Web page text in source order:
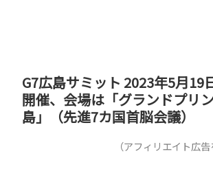
G7広島サミット 2023年5月19
開催、会場は「グランドプリ
島」（先進7カ国首脳会議）
（アフィリエイト広